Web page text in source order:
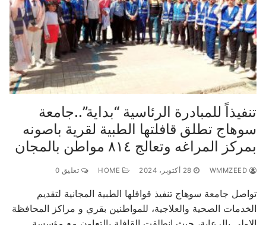
تنفيذاً للمبادرة الرئاسية “بداية”..جامعة
سوهاج تطلق قافلتها الطبية لقرية باصونه
بمركز المراغه وتعالج ٨١٤ مواطن بالمجان
28 أكتوبر، 2024 تعليق 0
تواصل جامعة سوهاج تنفيذ قوافلها الطبية المجانية لتقديم
الخدمات الصحية والعلاجية، للمواطنين بقري و مراكز المحافظة